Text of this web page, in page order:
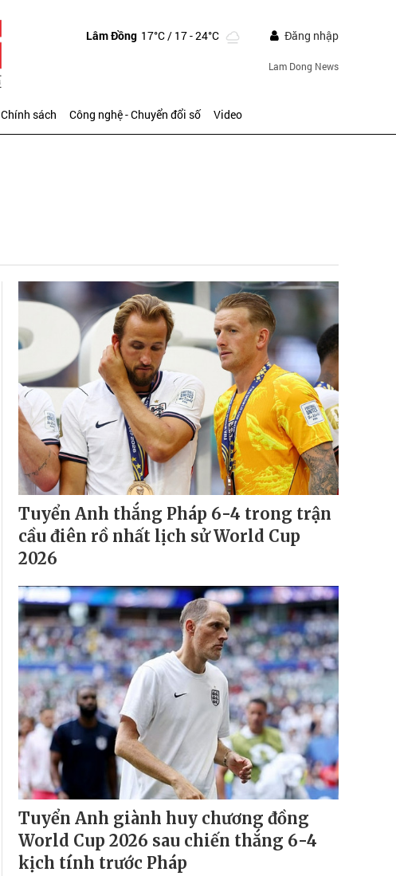
Lâm Đồng 17°C/ 17 - 24°C Đăng nhập
Lam Dong News
Chính sách Công nghệ - Chuyển đổi số Video
Tuyển Anh thắng Pháp 6-4 trong trận
cầu điên rồ nhất lịch sử World Cup
2026
Tuyển Anh giành huy chương đồng
World Cup 2026 sau chiến thắng 6-4
kịch tính trước Pháp